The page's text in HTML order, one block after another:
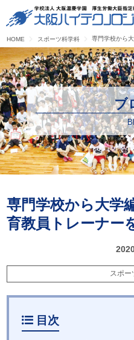
HOME スポーツ科学科 専門学校から
ブ
専門学校から大学
育教員トレーナー
スポー
目次